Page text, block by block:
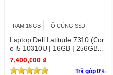
RAM 16 GB Ổ CỨNG SSD
Laptop Dell Latitude 7310 (Cor
e i5 10310U | 16GB | 256GB | I
ntel UHD | 13.3 FHD
7,400,000 ₫
Trả góp 0%